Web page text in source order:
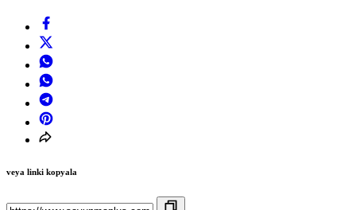
veya linki kopyala